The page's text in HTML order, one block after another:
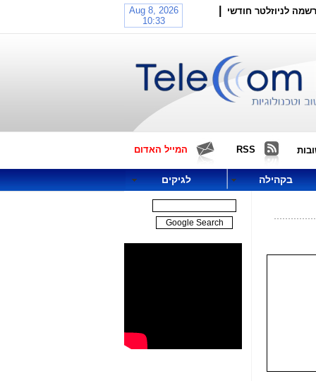
לניוזלטר חודשי
RSS המייל האדום
בקהילה לגיקים